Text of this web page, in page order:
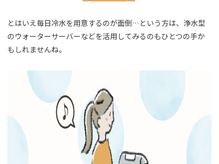
とはいえ毎日冷水を用意するのが面倒…という方は、浄水型
のウォーターサーバーなどを活用してみるのもひとつの手か
もしれませんね。